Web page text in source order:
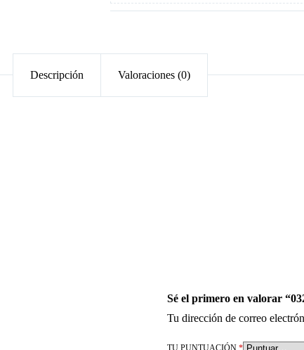
Descripción Valoraciones (0)
Sé el primero en valorar
Tu dirección de correo
TU PUNTUACIÓN *